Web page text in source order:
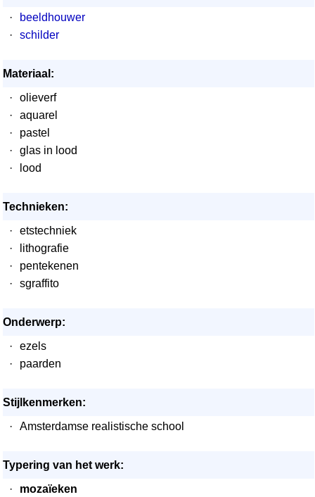
·
beeldhouwer
·
schilder
Materiaal:
·
olieverf
·
aquarel
·
pastel
·
glas in lood
·
lood
Technieken:
·
etstechniek
·
lithografie
·
pentekenen
·
sgraffito
Onderwerp:
·
ezels
·
paarden
Stijlkenmerken:
·
Amsterdamse realistische school
Typering van het werk:
·
mozaïeken